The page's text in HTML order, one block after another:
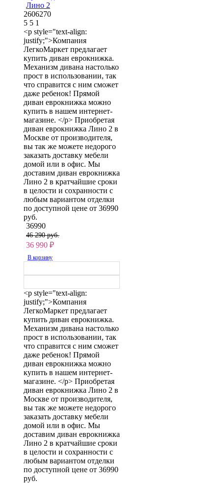
Лино 2
2606270
5 5 1
<p style="text-align:
justify;">Компания
ЛегкоМаркет предлагает
купить диван еврокнижка.
Механизм дивана настолько
прост в использовании, так
что справится с ним сможет
даже ребенок! Прямой
диван еврокнижка можно
купить в нашем интернет-
магазине. </p> Приобретая
диван еврокнижка Лино 2 в
Москве от производителя,
вы так же можете недорого
заказать доставку мебели
домой или в офис. Мы
доставим диван еврокнижка
Лино 2 в кратчайшие сроки
в целости и сохранности с
любым вариантом отделки
по доступной цене от 36990
руб.
36990
46 290 руб.
36 990 ₽
В корзину
<p style="text-align:
justify;">Компания
ЛегкоМаркет предлагает
купить диван еврокнижка.
Механизм дивана настолько
прост в использовании, так
что справится с ним сможет
даже ребенок! Прямой
диван еврокнижка можно
купить в нашем интернет-
магазине. </p> Приобретая
диван еврокнижка Лино 2 в
Москве от производителя,
вы так же можете недорого
заказать доставку мебели
домой или в офис. Мы
доставим диван еврокнижка
Лино 2 в кратчайшие сроки
в целости и сохранности с
любым вариантом отделки
по доступной цене от 36990
руб.